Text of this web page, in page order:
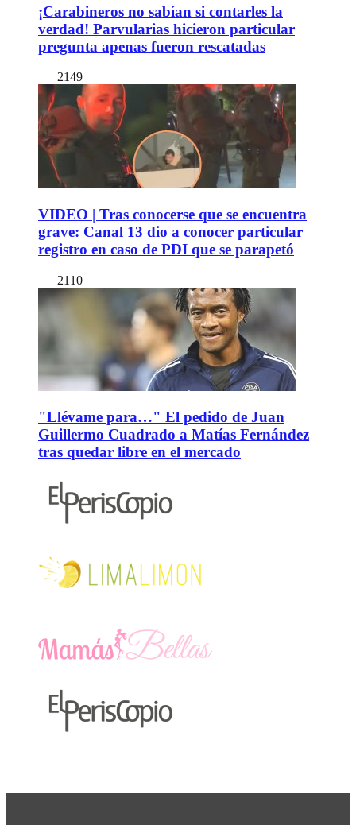
¡Carabineros no sabían si contarles la
verdad! Parvularias hicieron particular
pregunta apenas fueron rescatadas
2149
VIDEO | Tras conocerse que se encuentra
grave: Canal 13 dio a conocer particular
registro en caso de PDI que se parapetó
2110
"Llévame para…" El pedido de Juan
Guillermo Cuadrado a Matías Fernández
tras quedar libre en el mercado